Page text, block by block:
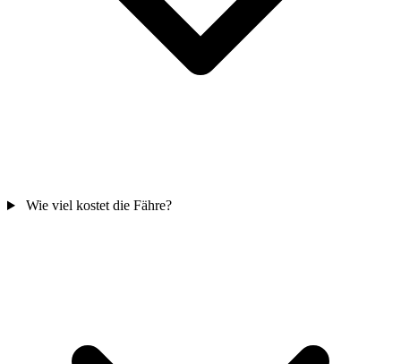
Wie viel kostet die Fähre?